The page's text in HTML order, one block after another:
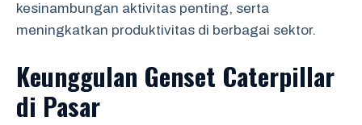
kesinambungan aktivitas penting, serta
meningkatkan produktivitas di berbagai sektor.
Keunggulan Genset Caterpillar
di Pasar